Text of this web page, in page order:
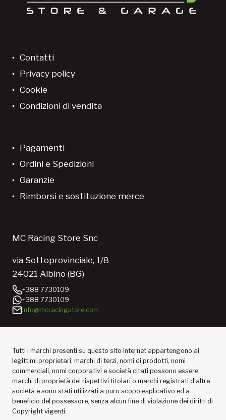
Contatti
Privacy policy
Cookie
Condizioni di vendita
Pagamenti
Ordini e Spedizioni
Garanzie
Rimborsi e sostituzione merce
MC Racing Store Snc
via Sottoprovinciale, 1/8
24021 Albino (BG)
+388 7730109
+388 7730109
info@mcracingstore.com
Tutti i marchi presenti su questo sito internet appartengono ai
legittimi proprietari; marchi di terzi, nomi di prodotti, nomi
commerciali, nomi corporativi e società citati possono essere
marchi di proprietà dei rispettivi titolari o marchi registrati d’altre
società e sono stati utilizzati a puro scopo esplicativo ed a
beneficio del possessore, senza alcun fine di violazione dei diritti di
Copyright vigenti.